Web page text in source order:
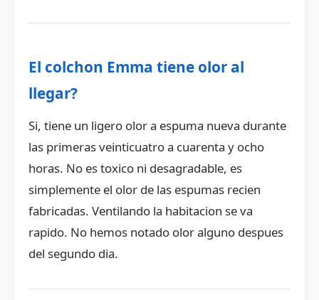
El colchon Emma tiene olor al
llegar?
Si, tiene un ligero olor a espuma nueva durante
las primeras veinticuatro a cuarenta y ocho
horas. No es toxico ni desagradable, es
simplemente el olor de las espumas recien
fabricadas. Ventilando la habitacion se va
rapido. No hemos notado olor alguno despues
del segundo dia.